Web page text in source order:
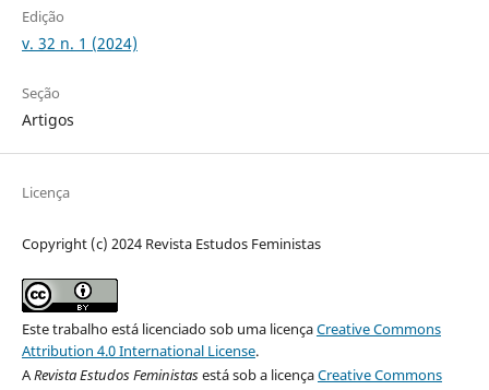
Edição
v. 32 n. 1 (2024)
Seção
Artigos
Licença
Copyright (c) 2024 Revista Estudos Feministas
Este trabalho está licenciado sob uma licençaCreative Commons
Attribution 4.0 International License.
ARevista Estudos Feministasestá sob a licençaCreative Commons